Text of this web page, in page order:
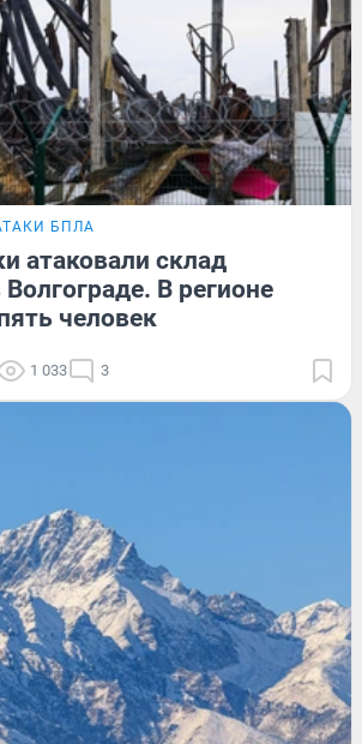
БПЛА
атаковали склад
В регионе
человек
1 033 3